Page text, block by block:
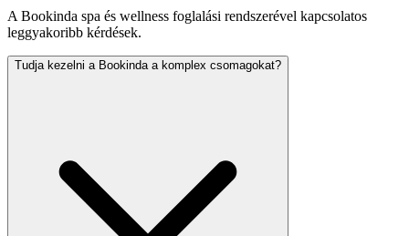
A Bookinda spa és wellness foglalási rendszerével kapcsolatos
leggyakoribb kérdések.
Tudja kezelni a Bookinda a komplex csomagokat?